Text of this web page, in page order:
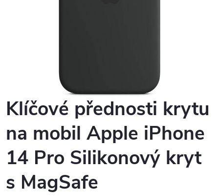
Klíčové přednosti krytu
na mobil Apple iPhone
14 Pro Silikonový kryt
s MagSafe